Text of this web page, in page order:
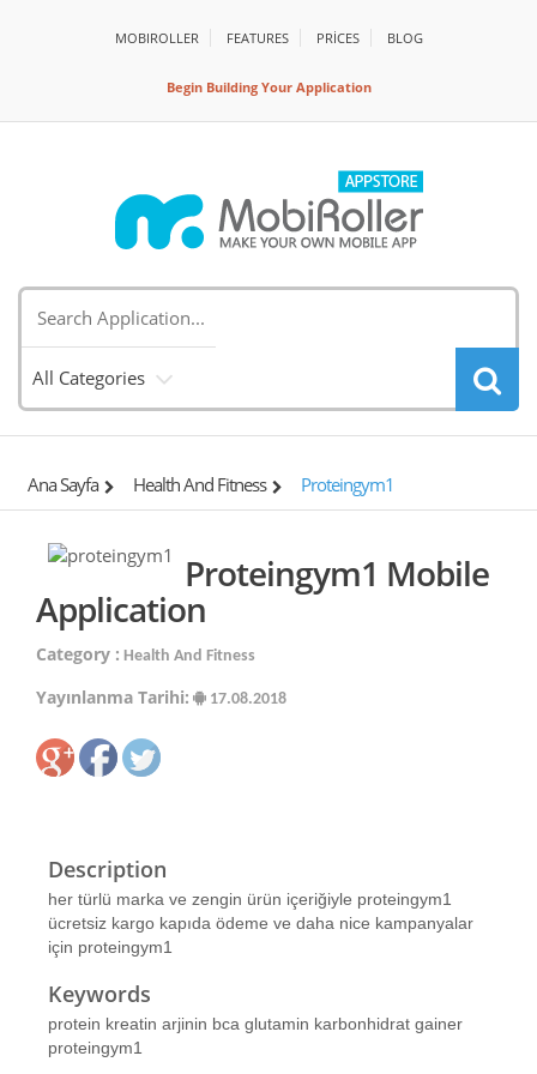
MOBIROLLER FEATURES PRİCES BLOG
Begin Building Your Application
All Categories
Ana Sayfa Health And Fitness Proteingym1
Proteingym1 Mobile
Application
Category : Health And Fitness
Yayınlanma Tarihi: 17.08.2018
Description
her türlü marka ve zengin ürün içeriğiyle proteingym1
ücretsiz kargo kapıda ödeme ve daha nice kampanyalar
için proteingym1
Keywords
protein kreatin arjinin bca glutamin karbonhidrat gainer
proteingym1